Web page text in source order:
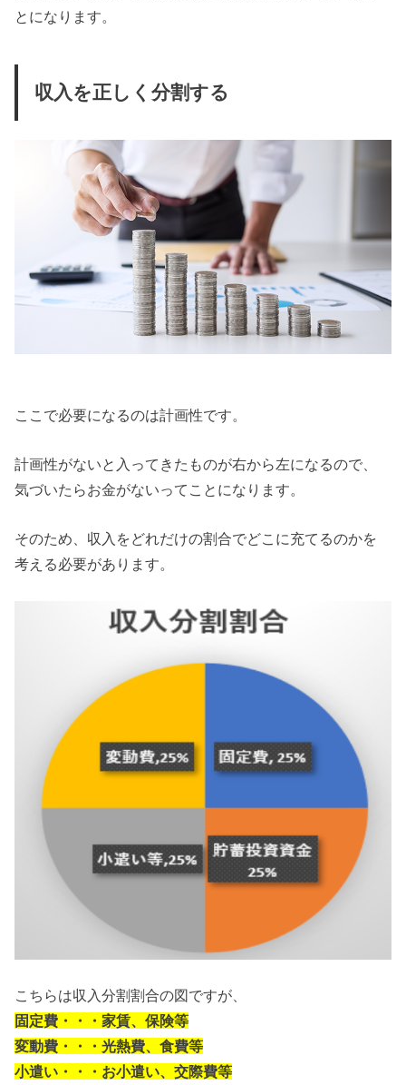
とになります。
収入を正しく分割する
ここで必要になるのは計画性です。
計画性がないと入ってきたものが右から左になるので、
気づいたらお金がないってことになります。
そのため、収入をどれだけの割合でどこに充てるのかを
考える必要があります。
こちらは収入分割割合の図ですが、
固定費・・・家賃、保険等
変動費・・・光熱費、食費等
小遣い・・・お小遣い、交際費等